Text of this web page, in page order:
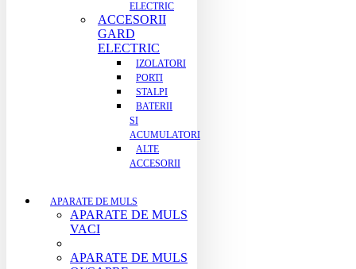
ELECTRIC
ACCESORII
GARD
ELECTRIC
IZOLATORI
PORTI
STALPI
BATERII
SI
ACUMULATORI
ALTE
ACCESORII
APARATE DE MULS
APARATE DE MULS
VACI
APARATE DE MULS